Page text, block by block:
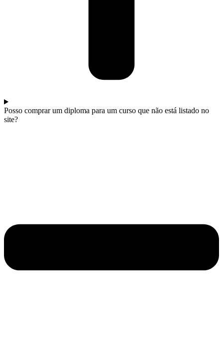
Posso comprar um diploma para um curso que não está listado no
site?